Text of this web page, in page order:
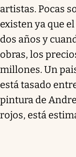
artistas. Pocas
existen ya que
dos años y
obras, los
millones. Un
está tasado
pintura de
rojos, está